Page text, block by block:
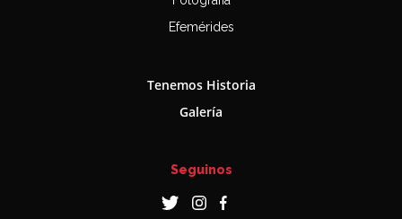
Efemérides
Tenemos Historia
Galería
Seguinos